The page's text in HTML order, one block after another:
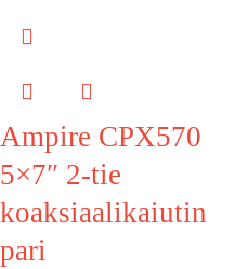
Ampire CPX570
5×7″ 2-tie
koaksiaalikaiutin
pari